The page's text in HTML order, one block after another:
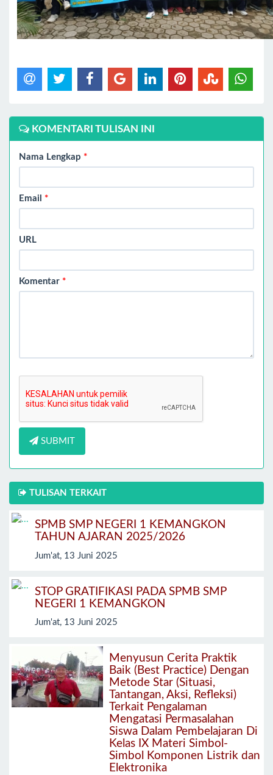
KOMENTARI TULISAN INI
Nama Lengkap *
Email *
URL
Komentar *
SUBMIT
TULISAN TERKAIT
SPMB SMP NEGERI 1 KEMANGKON
TAHUN AJARAN 2025/2026
Jum'at, 13 Juni 2025
STOP GRATIFIKASI PADA SPMB SMP
NEGERI 1 KEMANGKON
Jum'at, 13 Juni 2025
Menyusun Cerita Praktik
Baik (Best Practice) Dengan
Metode Star (Situasi,
Tantangan, Aksi, Refleksi)
Terkait Pengalaman
Mengatasi Permasalahan
Siswa Dalam Pembelajaran Di
Kelas IX Materi Simbol-
Simbol Komponen Listrik dan
Elektronika